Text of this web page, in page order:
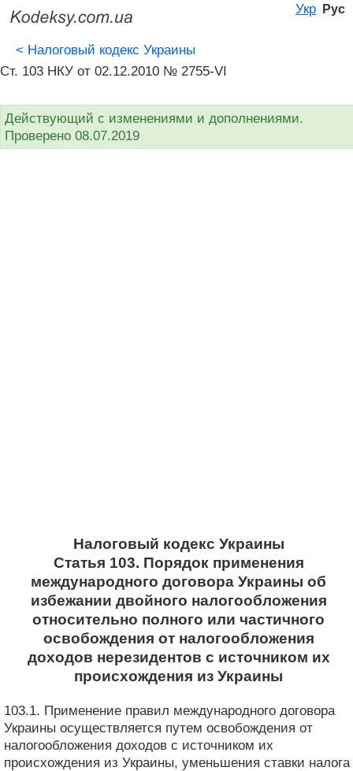
Укр Рус
< Налоговый кодекс Украины
Ст. 103 НКУ от 02.12.2010 № 2755-VI
Действующий с изменениями и дополнениями.
Проверено 08.07.2019
Налоговый кодекс Украины
Статья 103. Порядок применения
международного договора Украины об
избежании двойного налогообложения
относительно полного или частичного
освобождения от налогообложения
доходов нерезидентов с источником их
происхождения из Украины
103.1. Применение правил международного договора
Украины осуществляется путем освобождения от
налогообложения доходов с источником их
происхождения из Украины, уменьшения ставки налога